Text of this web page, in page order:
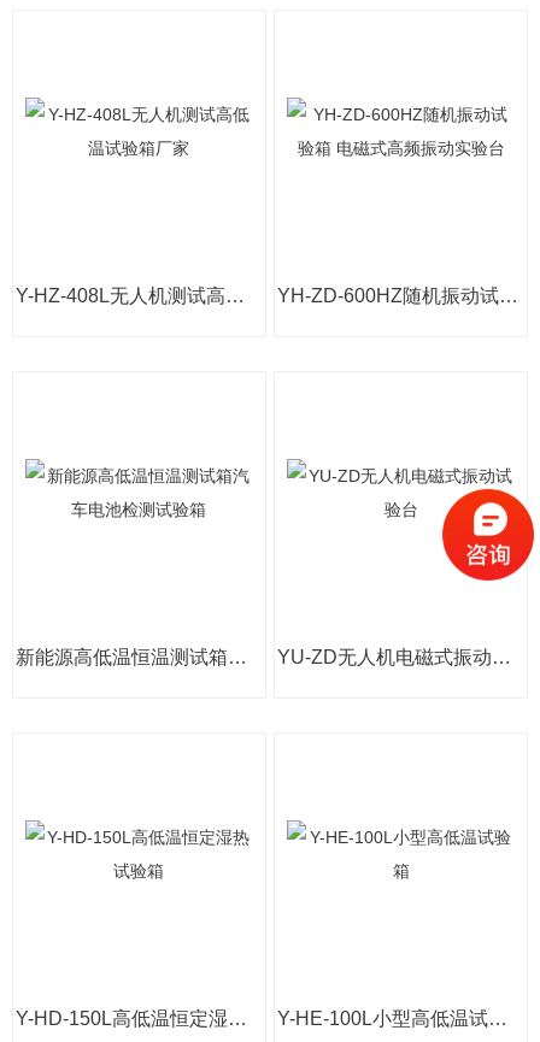
Y-HZ-408L无人机测试高低温试验箱厂家 YH-ZD-600HZ随机振动试验箱 电磁式高频振动实验台
新能源高低温恒温测试箱汽车电池检测试验箱 YU-ZD无人机电磁式振动试验台
Y-HD-150L高低温恒定湿热试验箱 Y-HE-100L小型高低温试验箱